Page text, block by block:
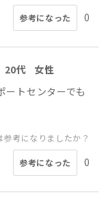
参考になった 0
20代
女性
ートセンターでも
参考になりましたか？
参考になった 0